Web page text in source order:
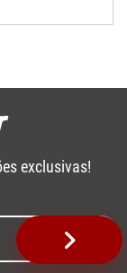
exclusivas!